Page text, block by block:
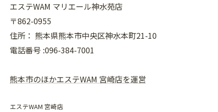
エステWAM マリエール神水苑店
〒862-0955
住所： 熊本県熊本市中央区神水本町21-10
電話番号 :096-384-7001
熊本市のほかエステWAM 宮崎店を運営
エステWAM 宮崎店